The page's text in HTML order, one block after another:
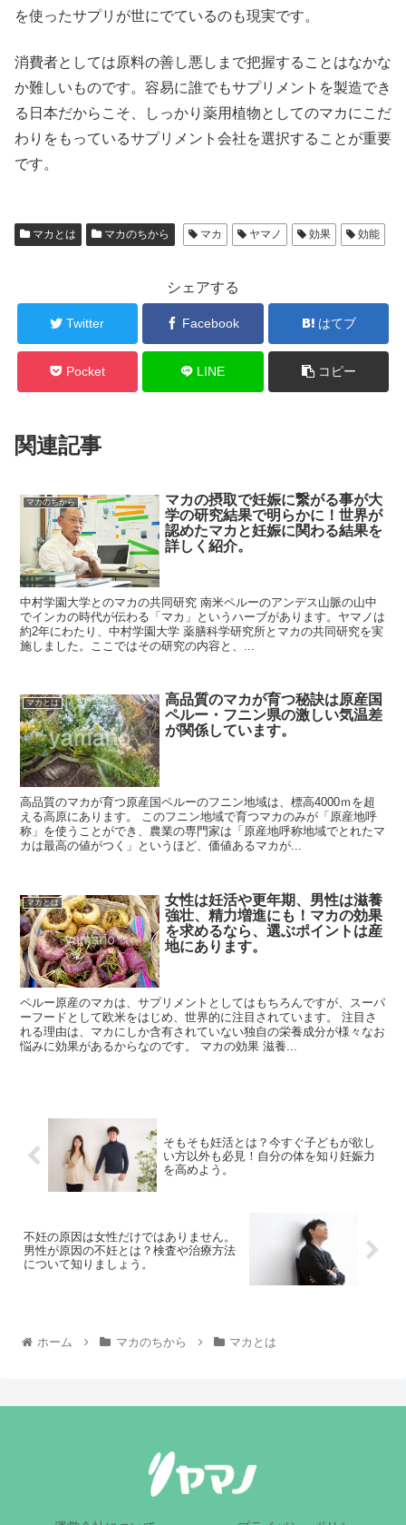
を使ったサプリが世にでているのも現実です。
消費者としては原料の善し悪しまで把握することはなかな
か難しいものです。容易に誰でもサプリメントを製造でき
る日本だからこそ、しっかり薬用植物としてのマカにこだ
わりをもっているサプリメント会社を選択することが重要
です。
マカとは マカのちから マカ ヤマノ 効果 効能
シェアする
Twitter Facebook はてブ
Pocket LINE コピー
関連記事
マカのちから
マカの摂取で妊娠に繋がる事が大
学の研究結果で明らかに！世界が
認めたマカと妊娠に関わる結果を
詳しく紹介。
中村学園大学とのマカの共同研究 南米ペルーのアンデス山脈の山中
でインカの時代が伝わる「マカ」というハーブがあります。ヤマノは
約2年にわたり、中村学園大学 薬膳科学研究所とマカの共同研究を実
施しました。ここではその研究の内容と、...
マカとは
高品質のマカが育つ秘訣は原産国
ペルー・フニン県の激しい気温差
が関係しています。
高品質のマカが育つ原産国ペルーのフニン地域は、標高4000ｍを超
える高原にあります。 このフニン地域で育つマカのみが「原産地呼
称」を使うことができ、農業の専門家は「原産地呼称地域でとれたマ
カは最高の値がつく」というほど、価値あるマカが...
マカとは
女性は妊活や更年期、男性は滋養
強壮、精力増進にも！マカの効果
を求めるなら、選ぶポイントは産
地にあります。
ペルー原産のマカは、サプリメントとしてはもちろんですが、スーパ
ーフードとして欧米をはじめ、世界的に注目されています。 注目さ
れる理由は、マカにしか含有されていない独自の栄養成分が様々なお
悩みに効果があるからなのです。 マカの効果 滋養...
そもそも妊活とは？今すぐ子どもが欲し
い方以外も必見！自分の体を知り妊娠力
を高めよう。
不妊の原因は女性だけではありません。
男性が原因の不妊とは？検査や治療方法
について知りましょう。
ホーム マカのちから マカとは